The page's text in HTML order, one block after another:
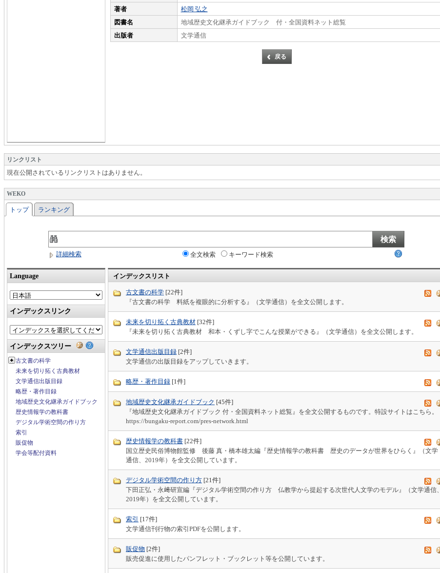
著者
松岡 弘之
図書名
地域歴史文化継承ガイドブック 付・全国資料ネット総覧
出版者
文学通信
リンクリスト
現在公開されているリンクリストはありません。
WEKO
トップ ランキング
詳細検索 全文検索 キーワード検索
Language
インデックスリンク
インデックスツリー
古文書の科学
未来を切り拓く古典教材
文学通信出版目録
略歴・著作目録
地域歴史文化継承ガイドブック
歴史情報学の教科書
デジタル学術空間の作り方
索引
販促物
学会等配付資料
インデックスリスト
古文書の科学 [22件]
『古文書の科学 料紙を複眼的に分析する』（文学通信）を全文公開します。
未来を切り拓く古典教材 [32件]
『未来を切り拓く古典教材 和本・くずし字でこんな授業ができる』（文学通信）を全文公開します。
文学通信出版目録 [2件]
文学通信の出版目録をアップしていきます。
略歴・著作目録 [1件]
地域歴史文化継承ガイドブック [45件]
『地域歴史文化継承ガイドブック 付・全国資料ネット総覧』を全文公開するものです。特設サイトはこちら。
https://bungaku-report.com/pres-network.html
歴史情報学の教科書 [22件]
国立歴史民俗博物館監修 後藤 真・橋本雄太編『歴史情報学の教科書 歴史のデータが世界をひらく』（文学
通信、2019年）を全文公開しています。
デジタル学術空間の作り方 [21件]
下田正弘・永﨑研宣編『デジタル学術空間の作り方 仏教学から提起する次世代人文学のモデル』（文学通信、
2019年）を全文公開しています。
索引 [17件]
文学通信刊行物の索引PDFを公開します。
販促物 [2件]
販売促進に使用したパンフレット・ブックレット等を公開しています。